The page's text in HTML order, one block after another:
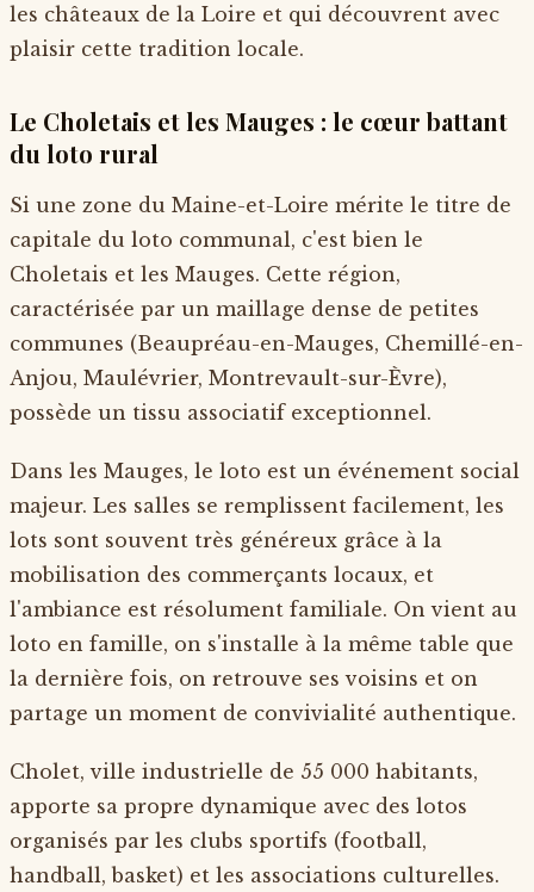
les châteaux de la Loire et qui découvrent avec
plaisir cette tradition locale.
Le Choletais et les Mauges : le cœur battant
du loto rural
Si une zone du Maine-et-Loire mérite le titre de
capitale du loto communal, c'est bien le
Choletais et les Mauges. Cette région,
caractérisée par un maillage dense de petites
communes (Beaupréau-en-Mauges, Chemillé-en-
Anjou, Maulévrier, Montrevault-sur-Èvre),
possède un tissu associatif exceptionnel.
Dans les Mauges, le loto est un événement social
majeur. Les salles se remplissent facilement, les
lots sont souvent très généreux grâce à la
mobilisation des commerçants locaux, et
l'ambiance est résolument familiale. On vient au
loto en famille, on s'installe à la même table que
la dernière fois, on retrouve ses voisins et on
partage un moment de convivialité authentique.
Cholet, ville industrielle de 55 000 habitants,
apporte sa propre dynamique avec des lotos
organisés par les clubs sportifs (football,
handball, basket) et les associations culturelles.